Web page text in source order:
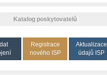
Katalog poskytovatelů
Registrace
nového ISP
Aktualizace
údajů ISP